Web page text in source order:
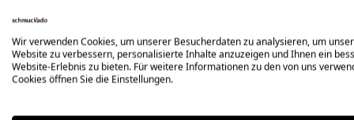
Wir verwenden Cookies, um unserer Besucherdaten zu analysieren, um
Website zu verbessern, personalisierte Inhalte anzuzeigen und Ihnen ein
Website-Erlebnis zu bieten. Für weitere Informationen zu den von uns
Cookies öffnen Sie die Einstellungen.